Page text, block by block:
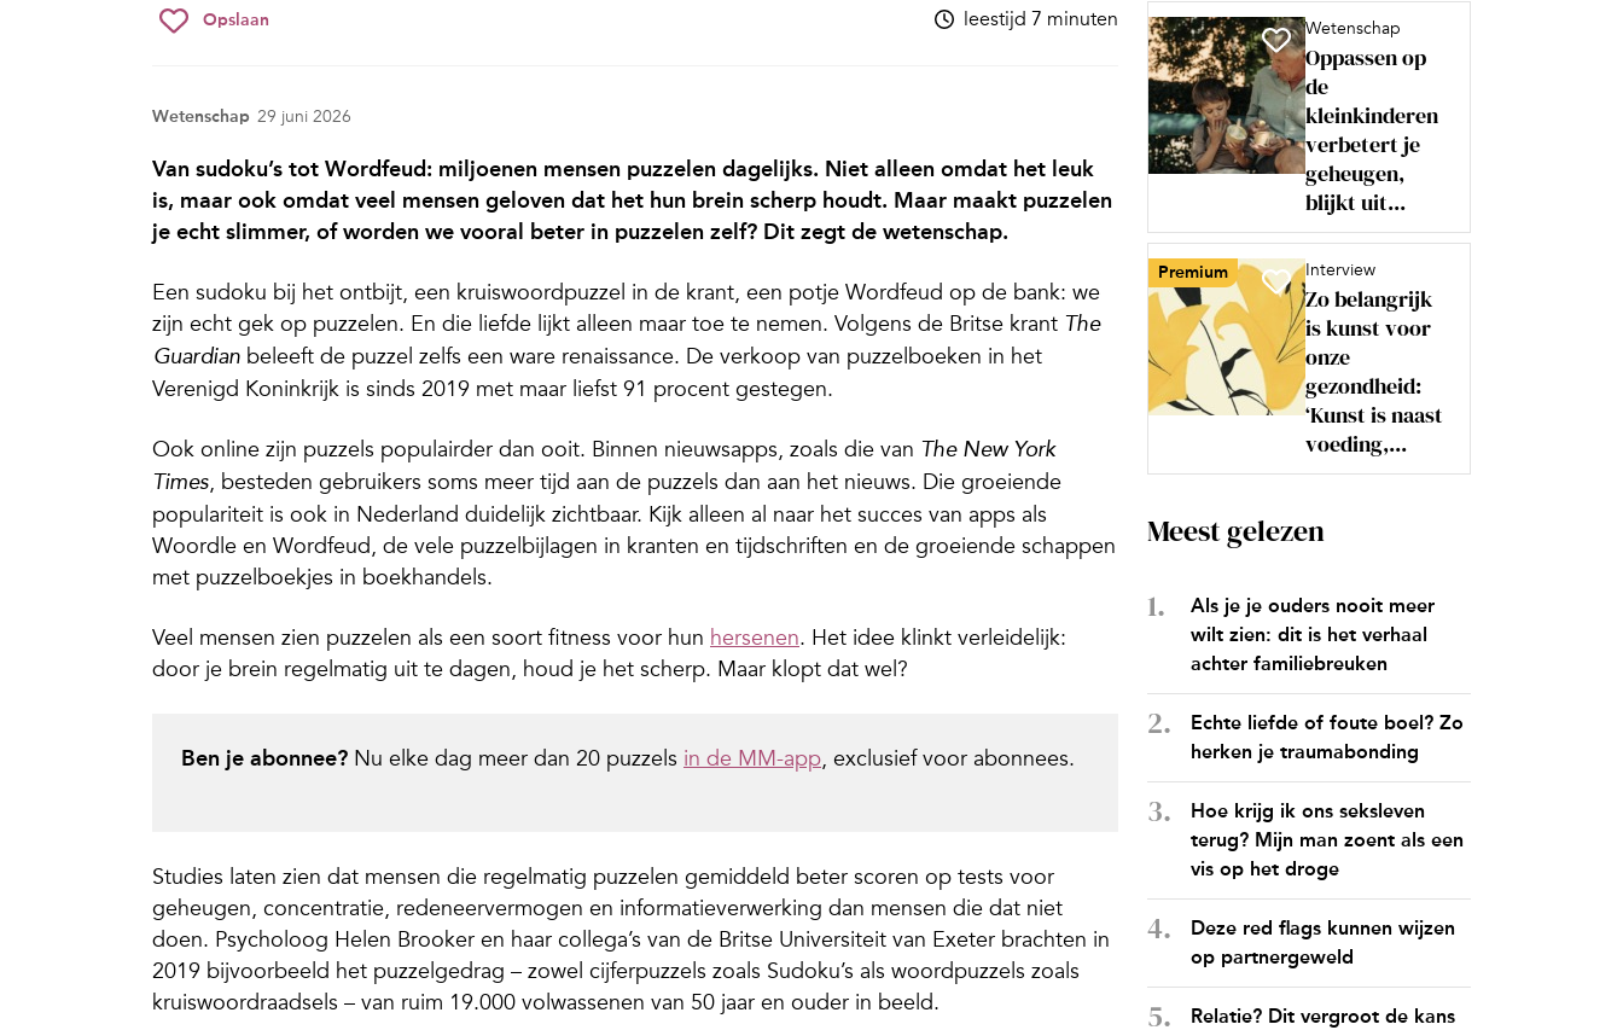
Opslaan leestijd 7 minuten
Wetenschap 29 juni 2026
Van sudoku’s tot Wordfeud: miljoenen mensen puzzelen dagelijks. Niet alleen omdat het leuk
is, maar ook omdat veel mensen geloven dat het hun brein scherp houdt. Maar maakt puzzelen
je echt slimmer, of worden we vooral beter in puzzelen zelf? Dit zegt de wetenschap.
Een sudoku bij het ontbijt, een kruiswoordpuzzel in de krant, een potje Wordfeud op de bank: we
zijn echt gek op puzzelen. En die liefde lijkt alleen maar toe te nemen. Volgens de Britse krant The
Guardian beleeft de puzzel zelfs een ware renaissance. De verkoop van puzzelboeken in het
Verenigd Koninkrijk is sinds 2019 met maar liefst 91 procent gestegen.
Ook online zijn puzzels populairder dan ooit. Binnen nieuwsapps, zoals die van The New York
Times, besteden gebruikers soms meer tijd aan de puzzels dan aan het nieuws. Die groeiende
populariteit is ook in Nederland duidelijk zichtbaar. Kijk alleen al naar het succes van apps als
Woordle en Wordfeud, de vele puzzelbijlagen in kranten en tijdschriften en de groeiende schappen
met puzzelboekjes in boekhandels.
Veel mensen zien puzzelen als een soort fitness voor hun hersenen. Het idee klinkt verleidelijk:
door je brein regelmatig uit te dagen, houd je het scherp. Maar klopt dat wel?
Ben je abonnee? Nu elke dag meer dan 20 puzzels in de MM-app, exclusief voor abonnees.
Studies laten zien dat mensen die regelmatig puzzelen gemiddeld beter scoren op tests voor
geheugen, concentratie, redeneervermogen en informatieverwerking dan mensen die dat niet
doen. Psycholoog Helen Brooker en haar collega’s van de Britse Universiteit van Exeter brachten in
2019 bijvoorbeeld het puzzelgedrag – zowel cijferpuzzels zoals Sudoku’s als woordpuzzels zoals
kruiswoordraadsels – van ruim 19.000 volwassenen van 50 jaar en ouder in beeld.
Wetenschap
Oppassen op
de
kleinkinderen
verbetert je
geheugen,
blijkt uit...
Premium Interview
Zo belangrijk
is kunst voor
onze
gezondheid:
‘Kunst is naast
voeding,...
Meest gelezen
Als je je ouders nooit meer
wilt zien: dit is het verhaal
achter familiebreuken
Echte liefde of foute boel? Zo
herken je traumabonding
Hoe krijg ik ons seksleven
terug? Mijn man zoent als een
vis op het droge
Deze red flags kunnen wijzen
op partnergeweld
Relatie? Dit vergroot de kans